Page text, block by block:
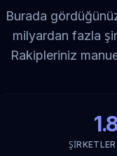
Burada
milyardan fazla
Rakipleriniz